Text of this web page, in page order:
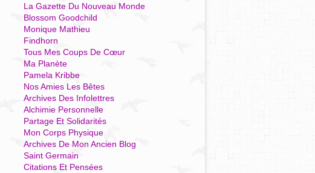
La Gazette Du Nouveau Monde
Blossom Goodchild
Monique Mathieu
Findhorn
Tous Mes Coups De Cœur
Ma Planète
Pamela Kribbe
Nos Amies Les Bêtes
Archives Des Infolettres
Alchimie Personnelle
Partage Et Solidarités
Mon Corps Physique
Archives De Mon Ancien Blog
Saint Germain
Citations Et Pensées